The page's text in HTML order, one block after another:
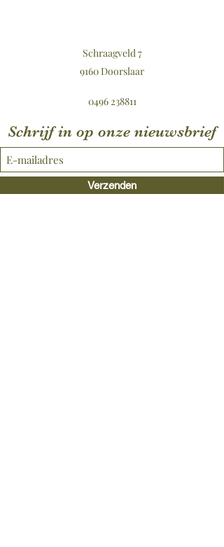
Schraagveld 7
9160 Doorslaar
0496 238811
Schrijf in op onze nieuwsbrief
Verzenden